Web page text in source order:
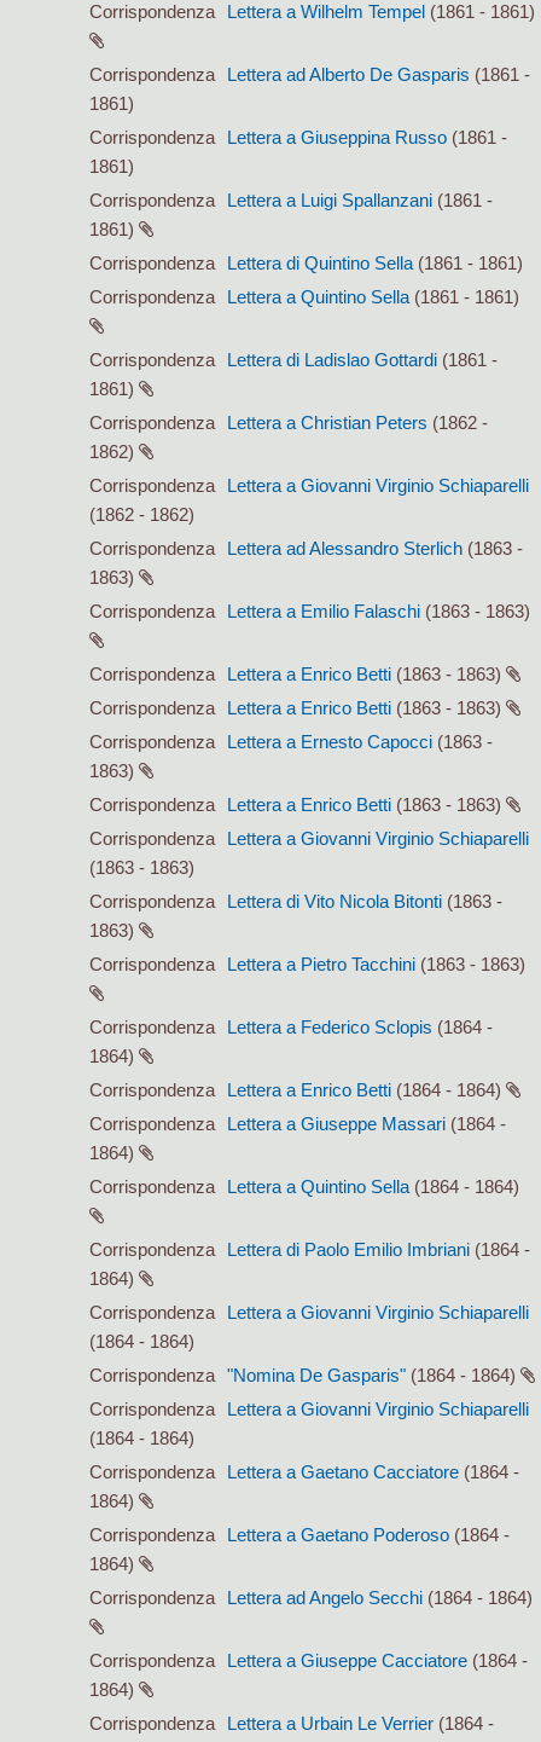
Corrispondenza Lettera a Wilhelm Tempel (1861 - 1861)
Corrispondenza Lettera ad Alberto De Gasparis (1861 -
1861)
Corrispondenza
Lettera a Giuseppina Russo (1861 -
1861)
Corrispondenza
Lettera a Luigi Spallanzani (1861 -
1861)
Corrispondenza
Lettera di Quintino Sella (1861 - 1861)
Corrispondenza
Lettera a Quintino Sella (1861 - 1861)
Corrispondenza Lettera di Ladislao Gottardi (1861 -
1861)
Corrispondenza
Lettera a Christian Peters (1862 -
1862)
Corrispondenza
Lettera a Giovanni Virginio Schiaparelli
(1862 - 1862)
Corrispondenza
Lettera ad Alessandro Sterlich (1863 -
1863)
Corrispondenza
Lettera a Emilio Falaschi (1863 - 1863)
Corrispondenza Lettera a Enrico Betti (1863 - 1863)
Corrispondenza
Lettera a Enrico Betti (1863 - 1863)
Corrispondenza
Lettera a Ernesto Capocci (1863 -
1863)
Corrispondenza
Lettera a Enrico Betti (1863 - 1863)
Corrispondenza
Lettera a Giovanni Virginio Schiaparelli
(1863 - 1863)
Corrispondenza
Lettera di Vito Nicola Bitonti (1863 -
1863)
Corrispondenza
Lettera a Pietro Tacchini (1863 - 1863)
Corrispondenza Lettera a Federico Sclopis (1864 -
1864)
Corrispondenza
Lettera a Enrico Betti (1864 - 1864)
Corrispondenza
Lettera a Giuseppe Massari (1864 -
1864)
Corrispondenza
Lettera a Quintino Sella (1864 - 1864)
Corrispondenza Lettera di Paolo Emilio Imbriani (1864 -
1864)
Corrispondenza
Lettera a Giovanni Virginio Schiaparelli
(1864 - 1864)
Corrispondenza
"Nomina De Gasparis" (1864 - 1864)
Corrispondenza
Lettera a Giovanni Virginio Schiaparelli
(1864 - 1864)
Corrispondenza
Lettera a Gaetano Cacciatore (1864 -
1864)
Corrispondenza
Lettera a Gaetano Poderoso (1864 -
1864)
Corrispondenza
Lettera ad Angelo Secchi (1864 - 1864)
Corrispondenza Lettera a Giuseppe Cacciatore (1864 -
1864)
Corrispondenza
Lettera a Urbain Le Verrier (1864 -